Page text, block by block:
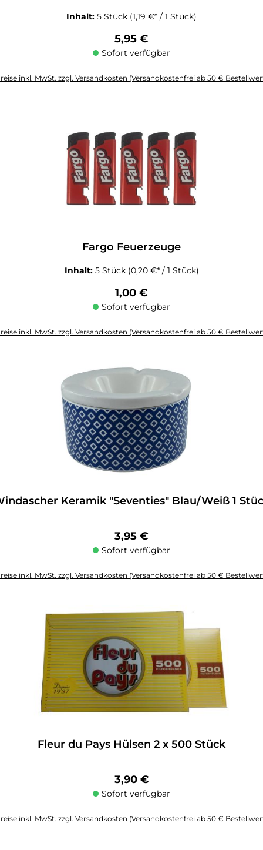
Inhalt: 5 Stück (1,19 €* / 1 Stück)
Regulärer Preis:
5,95 €
Sofort verfügbar
inkl. MwSt. zzgl. Versandkosten (Versandkostenfrei ab 50 €
Fargo Feuerzeuge
Inhalt: 5 Stück (0,20 €* / 1 Stück)
Regulärer Preis:
1,00 €
Sofort verfügbar
inkl. MwSt. zzgl. Versandkosten (Versandkostenfrei ab 50 €
Keramik "Seventies" Blau/Weiß 1
Regulärer Preis:
3,95 €
Sofort verfügbar
inkl. MwSt. zzgl. Versandkosten (Versandkostenfrei ab 50 €
Fleur du Pays Hülsen 2 x 500 Stück
Regulärer Preis:
3,90 €
Sofort verfügbar
inkl. MwSt. zzgl. Versandkosten (Versandkostenfrei ab 50 €